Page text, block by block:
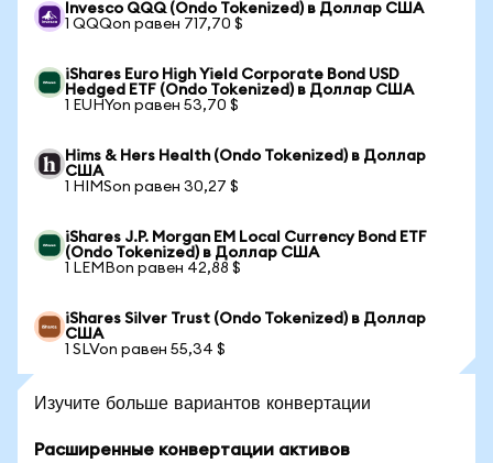
Invesco QQQ (Ondo Tokenized) в Доллар США
1 QQQon равен 717,70 $
iShares Euro High Yield Corporate Bond USD
Hedged ETF (Ondo Tokenized) в Доллар США
1 EUHYon равен 53,70 $
Hims & Hers Health (Ondo Tokenized) в Доллар
США
1 HIMSon равен 30,27 $
iShares J.P. Morgan EM Local Currency Bond ETF
(Ondo Tokenized) в Доллар США
1 LEMBon равен 42,88 $
iShares Silver Trust (Ondo Tokenized) в Доллар
США
1 SLVon равен 55,34 $
Изучите больше вариантов конвертации
Расширенные конвертации активов